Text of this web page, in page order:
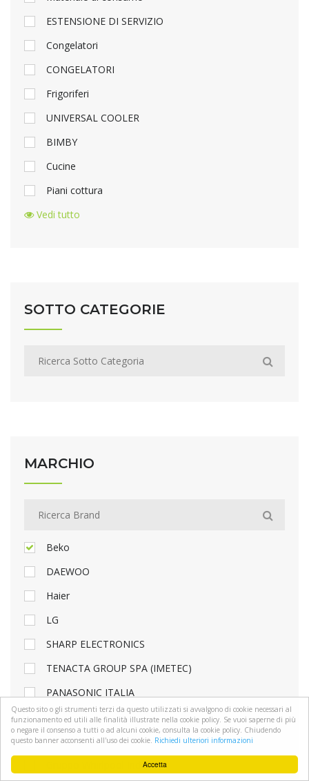
Accetta
Questo sito o gli strumenti terzi da questo utilizzati si avvalgono di cookie necessari al
funzionamento ed utili alle finalità illustrate nella cookie policy. Se vuoi saperne di più
o negare il consenso a tutti o ad alcuni cookie, consulta la cookie policy. Chiudendo
questo banner acconsenti all'uso dei cookie. Richiedi ulteriori informazioni
ESTENSIONE DI SERVIZIO
Congelatori
CONGELATORI
Frigoriferi
UNIVERSAL COOLER
BIMBY
Cucine
Piani cottura
Vedi tutto
SOTTO CATEGORIE
MARCHIO
Beko
DAEWOO
Haier
LG
SHARP ELECTRONICS
TENACTA GROUP SPA (IMETEC)
PANASONIC ITALIA
ELICA
SAMSUNG ELECTRONICS
Gruppo Whirlpool Indesit